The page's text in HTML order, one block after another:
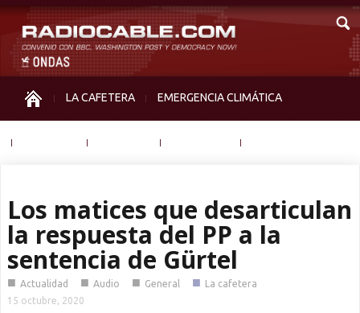
LA CAFETERA EMERGENCIA CLIMÁTICA
Los matices que desarticulan
la respuesta del PP a la
sentencia de Gürtel
■ Actualidad ■ Audio ■ General ■ La cafetera
15 octubre, 2020